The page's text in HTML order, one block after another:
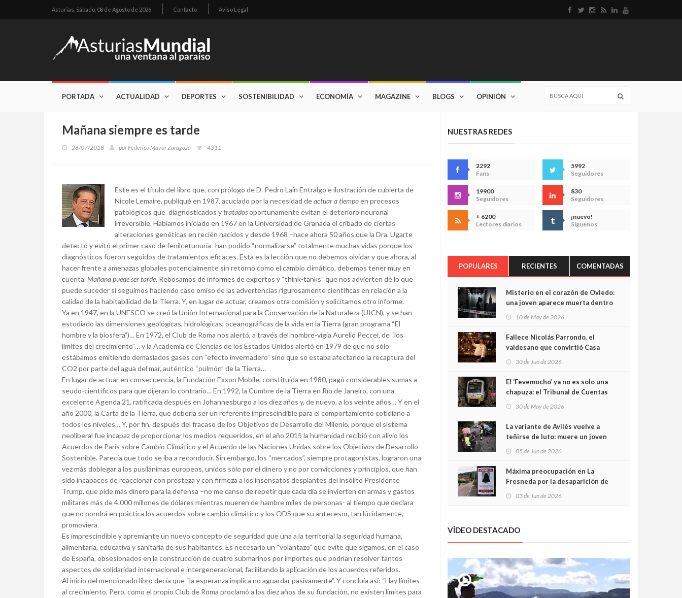
Asturias, Sábado, 08 de Agosto de 2026 Contacto Aviso Legal
PORTADA ACTUALIDAD DEPORTES SOSTENIBILIDAD ECONOMÍA MAGAZINE BLOGS OPINIÓN
Mañana siempre es tarde
26/07/2018 porFederico Mayor Zaragoza 4311
Este es el título del libro que, con prólogo de D. Pedro Laín Entralgo e ilustración de cubierta de
Nicole Lemaire, publiqué en 1987, acuciado por la necesidad deactuar a tiempoen procesos
patológicos que diagnosticados ytratadosoportunamente evitan el deterioro neuronal
irreversible. Habíamos iniciado en 1967 en la Universidad de Granada el cribado de ciertas
alteraciones genéticas en recién nacidos y desde 1968 –hace ahora 50 años que la Dra. Ugarte
detectó y evitó el primer caso de fenilcetunuria- han podido “normalizarse” totalmente muchas vidas porque los
diagnósticos fueron seguidos de tratamientos eficaces. Esta es la lección que no debemos olvidar y que ahora, al
hacer frente a amenazas globales potencialmente sin retorno como el cambio climático, debemos tener muy en
cuenta. Mañana puede ser tarde. Rebosamos de informes de expertos y “think-tanks” que nos advierten de lo que
puede suceder si seguimos haciendo caso omiso de las advertencias rigurosamente científicas en relación a la
calidad de la habitabilidad de la Tierra. Y, en lugar de actuar, creamos otra comisión y solicitamos otro informe.
Ya en 1947, en la UNESCO se creó la Unión Internacional para la Conservación de la Naturaleza (UICN), y se han
estudiado las dimensiones geológicas, hidrológicas, oceanográficas de la vida en la Tierra (gran programa “El
hombre y la biosfera”)… En 1972, el Club de Roma nos alertó, a través del hombre-vigía Aurelio Peccei, de “los
límites del crecimiento”… y la Academia de Ciencias de los Estados Unidos alertó en 1979 de que no sólo
estábamos emitiendo demasiados gases con “efecto invernadero” sino que se estaba afectando la recaptura del
CO2 por parte del agua del mar, auténtico “pulmón” de la Tierra…
En lugar de actuar en consecuencia, la Fundación Exxon Mobile, constituida en 1980, pagó considerables sumas a
seudo-científicos para que dijeran lo contrario… En 1992, la Cumbre de la Tierra en Río de Janeiro, con una
excelente Agenda 21, ratificada después en Johannesburgo a los diez años y, de nuevo, a los veinte años… Y en el
año 2000, la Carta de la Tierra, que debería ser un referente imprescindible para el comportamiento cotidiano a
todos los niveles… Y, por fin, después del fracaso de los Objetivos de Desarrollo del Milenio, porque el sistema
neoliberal fue incapaz de proporcionar los medios requeridos, en el año 2015 la humanidad recibió con alivio los
Acuerdos de París sobre Cambio Climático y el Acuerdo de las Naciones Unidas sobre los Objetivos de Desarrollo
Sostenible. Parecía que todo se iba a reconducir. Sin embargo, los “mercados”, siempre protagonistas, lograron una
vez más doblegar a los pusilánimas europeos, unidos sólo por el dinero y no por convicciones y principios, que han
sido incapaces de reaccionar con presteza y con firmeza a los insensatos desplantes del insólito Presidente
Trump, que pide más dinero para la defensa –no me canso de repetir que cada día se invierten en armas y gastos
militares más de 4.000 millones de dólares mientras mueren de hambre miles de personas- al tiempo que declara
que no pondrá en práctica los acuerdos sobre cambio climático y los ODS que su antecesor, tan lúcidamente,
promoviera.
Es imprescindible y apremiante un nuevo concepto de seguridad que una a la territorial la seguridad humana,
alimentaria, educativa y sanitaria de sus habitantes. Es necesario un “volantazo” que evite que sigamos, en el caso
de España, obsesionados en la construcción de cuatro submarinos por importes que podrían resolver tantos
aspectos de solidaridad internacional e intergeneracional, facilitando la aplicación de los acuerdos referidos.
Al inicio del mencionado libro decía que “la esperanza implica no aguardar pasivamente”. Y concluía así: “Hay límites
al crecimiento. Pero, como el propio Club de Roma proclamó a los diez años de su fundación, no existen límites para
NUESTRAS REDES
2292
Fans
5992
Seguidores
19900
Seguidores
830
Seguidores
+ 6200
Lectores diarios
¡nuevo!
Síguenos
POPULARES RECIENTES COMENTADAS
Misterio en el corazón de Oviedo:
una joven aparece muerta dentro
cámaras captan sus últimos
minutos
10 de May de 2026
Fallece Nicolás Parrondo, el
valdesano que convirtió Casa
30 de Jun de 2026
El ‘Fevemocho’ ya no es solo una
chapuza: el Tribunal de Cuentas
sobrecoste de los trenes que no
cabían por los túneles
30 de May de 2026
La variante de Avilés vuelve a
teñirse de luto: muere un joven
05 de Jun de 2026
Máxima preocupación en La
Fresneda por la desaparición de
03 de Jun de 2026
VÍDEO DESTACADO